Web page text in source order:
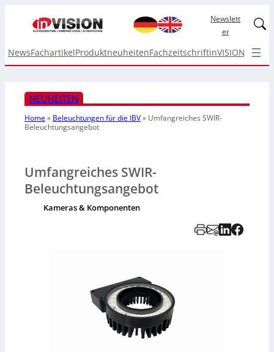
Newslett
er
NewsFachartikelProduktneuheitenFachzeitschriftinVISION Top
NEUHEITEN
Home» Beleuchtungen für die IBV» Umfangreiches SWIR-
Beleuchtungsangebot
Umfangreiches SWIR-
Beleuchtungsangebot
Kameras & Komponenten